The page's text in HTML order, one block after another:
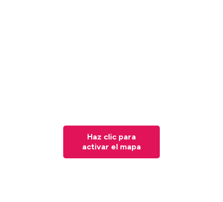
Haz clic para
activar el mapa